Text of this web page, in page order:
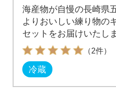
海産物が自慢の長崎県
よりおいしい練り物の
セットをお届けいたし
（2件）
冷蔵